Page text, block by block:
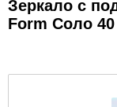
Зеркало с
Form Соло 40